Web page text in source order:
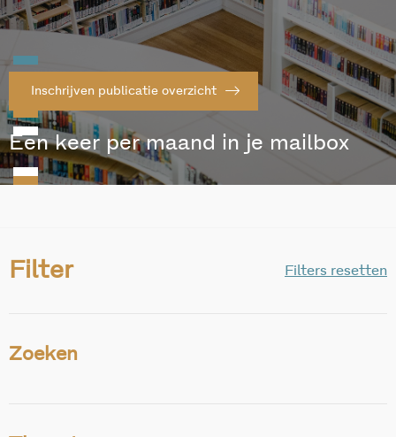
Inschrijven publicatie overzicht
Een keer per maand in je mailbox
Filter Filters resetten
Zoeken